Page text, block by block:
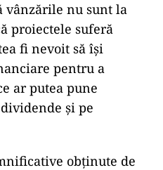
vânzările nu sunt la
proiectele suferă
fi nevoit să își
pentru a
ar putea pune
și pe
obținute de